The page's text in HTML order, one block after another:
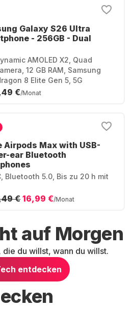
Galaxy S26 Ultra
- 256GB - Dual
AMOLED X2, Quad
12 GB RAM, Samsung
8 Elite Gen 5, 5G
€/Monat
Airpods Max with USB-
ear Bluetooth
Bluetooth 5.0, Bis zu 20 h mit
€16,99 €/Monat
auf Morgen
du willst, wann du willst.
entdecken